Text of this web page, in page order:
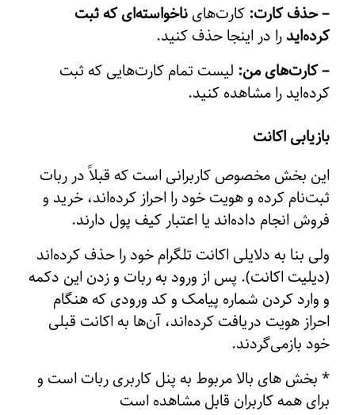
– حذف کارت:کارت‌هایناخواسته‌ای که ثبت
کرده‌ایدرا در اینجا حذف کنید.
– کارت‌های من: لیست تمام کارت‌هایی که ثبت
کرده‌اید را مشاهده کنید.
بازیابی اکانت
این بخش مخصوص کاربرانی است که قبلاً در ربات
ثبت‌نام کرده و هویت خود را احراز کرده‌اند، خرید و
فروش انجام داده‌اند یا اعتبار کیف پول دارند.
ولی بنا به دلایلی اکانت تلگرام خود را حذف کرده‌اند
(دیلیت اکانت). پس از ورود به ربات و زدن این دکمه
و وارد کردن شماره پیامک و کد ورودی که هنگام
احراز هویت دریافت کرده‌اند، آن‌ها به اکانت قبلی
خود بازمی‌گردند.
* بخش های بالا مربوط به پنل کاربری ربات است و
برای همه کاربران قابل مشاهده است